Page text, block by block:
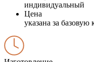
индивидуальный
Цена
указана за